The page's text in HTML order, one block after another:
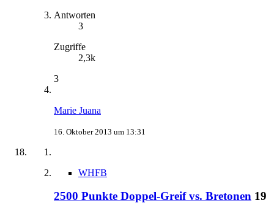
Antworten
3
Zugriffe
2,3k
3
Marie Juana
16. Oktober 2013 um 13:31
WHFB
2500 Punkte Doppel-Greif vs. Bretonen 19